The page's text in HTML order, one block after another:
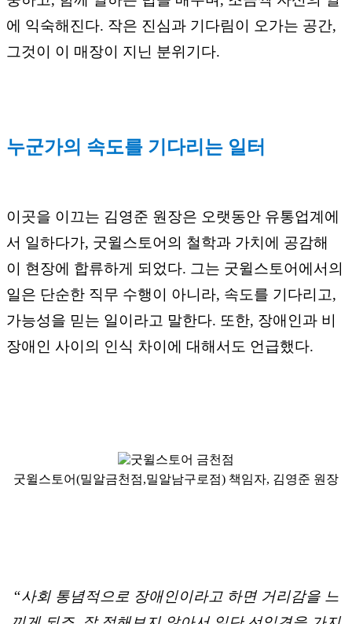
에 익숙해진다. 작은 진심과 기다림이 오가는 공간,
그것이 이 매장이 지닌 분위기다.
누군가의 속도를 기다리는 일터
이곳을 이끄는 김영준 원장은 오랫동안 유통업계에
서 일하다가, 굿윌스토어의 철학과 가치에 공감해
이 현장에 합류하게 되었다. 그는 굿윌스토어에서의
일은 단순한 직무 수행이 아니라, 속도를 기다리고,
가능성을 믿는 일이라고 말한다. 또한, 장애인과 비
장애인 사이의 인식 차이에 대해서도 언급했다.
굿윌스토어(밀알금천점,밀알남구로점) 책임자, 김영준 원장
“사회 통념적으로 장애인이라고 하면 거리감을 느